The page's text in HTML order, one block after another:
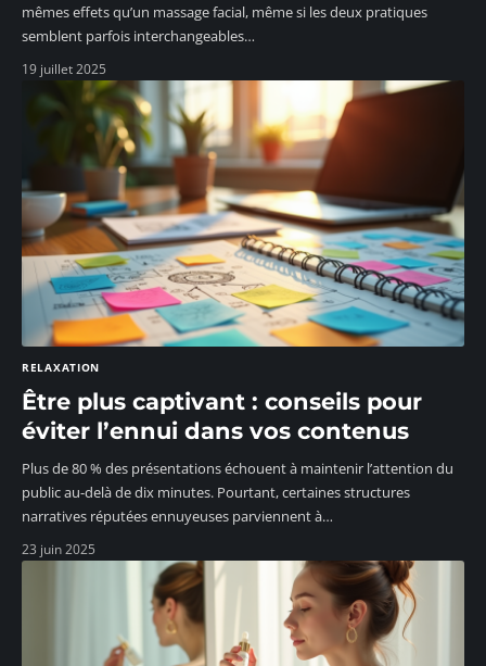
mêmes effets qu’un massage facial, même si les deux pratiques
semblent parfois interchangeables…
19 juillet 2025
RELAXATION
Être plus captivant : conseils pour
éviter l’ennui dans vos contenus
Plus de 80 % des présentations échouent à maintenir l’attention du
public au-delà de dix minutes. Pourtant, certaines structures
narratives réputées ennuyeuses parviennent à…
23 juin 2025